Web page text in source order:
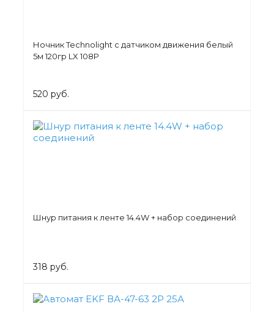
Ночник Technolight с датчиком движения белый
5м 120гр LX 108P
520 руб.
Шнур питания к ленте 14.4W + набор соединений
318 руб.